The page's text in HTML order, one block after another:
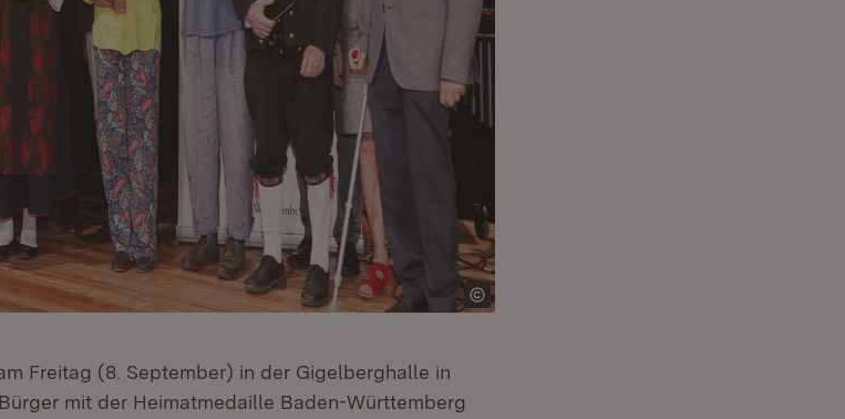
Freitag (8. September) in der Gigelberghalle in
mit der Heimatmedaille Baden-Württemberg